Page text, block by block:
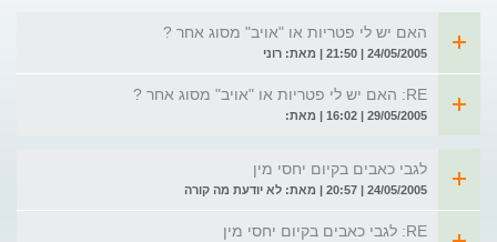
האם יש לי פטריות או "אויב" מסוג אחר ?
24/05/2005 | 21:50 | מאת: רוני
RE: האם יש לי פטריות או "אויב" מסוג אחר ?
29/05/2005 | 16:02 | מאת:
לגבי כאבים בקיום יחסי מין
24/05/2005 | 20:57 | מאת: לא יודעת מה קורה
RE: לגבי כאבים בקיום יחסי מין